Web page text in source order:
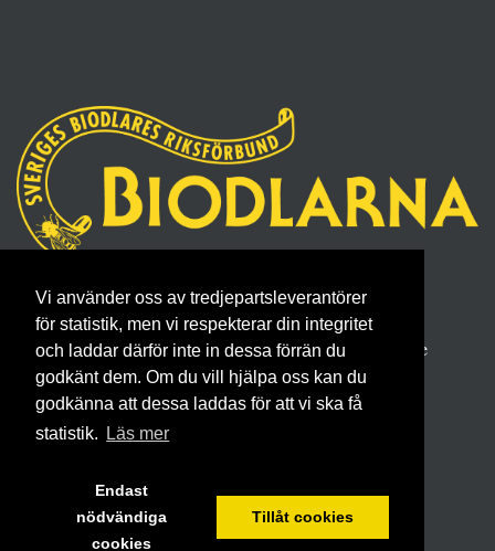
Vi använder oss av tredjepartsleverantörer
för statistik, men vi respekterar din integritet
och laddar därför inte in dessa förrän du
godkänt dem. Om du vill hjälpa oss kan du
godkänna att dessa laddas för att vi ska få
statistik.
Läs mer
Endast
nödvändiga
cookies
Tillåt cookies
Sveriges Biodlares Riksförbund
Borgmästaregatan 26, 596 34 Skänninge
Telefon 0142- 48 20 00, E-post: info@biodlarna.se
Köpvillkor för medlemskap